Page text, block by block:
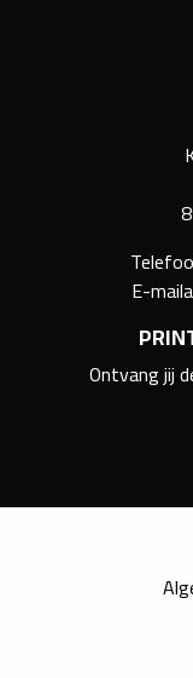
E-
Ontvang jij